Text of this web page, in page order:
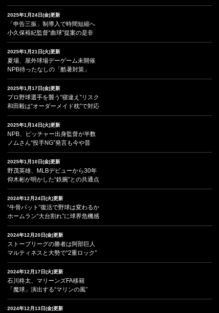
2025年1月24日(金)更新
「申告三振」制導入で時間短縮へ
小久保裕紀監督“曲球”提案の是非
2025年1月21日(火)更新
夏場、屋外球場デーゲーム未開催
NPB待ったなしの「酷暑対策」
2025年1月17日(金)更新
プロ野球選手を襲う“寝違え”リスク
和田毅は“オーダーメイド枕”で対応
2025年1月14日(火)更新
NPB、ピッチャー出身監督が半数
ノムさん“投手NG”発言も今や昔
2025年1月10日(金)更新
野茂英雄、MLBデビューから30年
仰木彬が明かした“鉄腕”との共通点
2024年12月24日(火)更新
“牛骨バット”復活で野球は変わるか
ホームラン“大台割れ”に球界危機感
2024年12月20日(金)更新
ストーブリーグの勝者は阿部巨人
マルティネスと大勢で“2重ロック”
2024年12月17日(火)更新
石川柊太、マリーンズFA移籍
「魔球」演出する“マリンの風”
2024年12月13日(金)更新